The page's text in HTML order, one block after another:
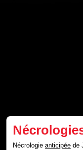
Nécrologieanticipée de